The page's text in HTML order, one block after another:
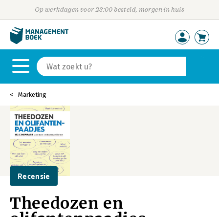
Op werkdagen voor 23:00 besteld, morgen in huis
Marketing
Recensie
Theedozen en